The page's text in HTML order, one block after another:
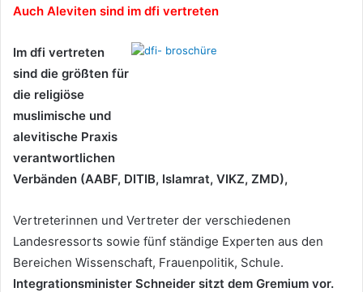
Auch Aleviten sind im dfi vertreten
Im dfi vertreten
sind die größten für
die religiöse
muslimische und
alevitische Praxis
verantwortlichen
Verbänden (AABF, DITIB, Islamrat, VIKZ, ZMD),
Vertreterinnen und Vertreter der verschiedenen
Landesressorts sowie fünf ständige Experten aus den
Bereichen Wissenschaft, Frauenpolitik, Schule.
Integrationsminister Schneider sitzt dem Gremium vor.